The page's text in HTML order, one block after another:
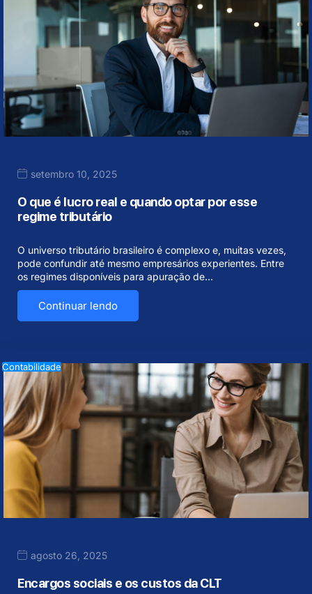
setembro 10, 2025
O que é lucro real e quando optar por esse
regime tributário
O universo tributário brasileiro é complexo e, muitas vezes,
pode confundir até mesmo empresários experientes. Entre
os regimes disponíveis para apuração de…
Continuar lendo
Contabilidade
agosto 26, 2025
Encargos sociais e os custos da CLT